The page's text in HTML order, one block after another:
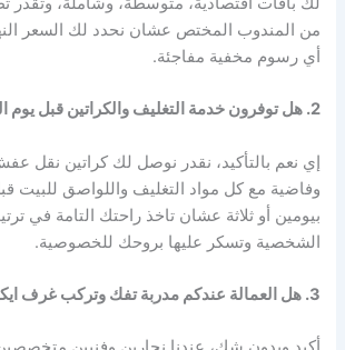
من المندوب المختص عشان نحدد لك السعر
أي رسوم مخفية مفاجئة.
2. هل توفرون خدمة التغليف والكراتين قبل يوم النقل للعميل؟
إي نعم بالتأكيد، نقدر نوصل لك كراتين نقل
وفاضية مع كل مواد التغليف واللواصق للبيت
بيومين أو ثلاثة عشان تاخذ راحتك التامة في
الشخصية وتسكر عليها بروحك للخصوصية.
3. هل العمالة عندكم مدربة تفك وتركب غرف ايكيا المعقدة؟